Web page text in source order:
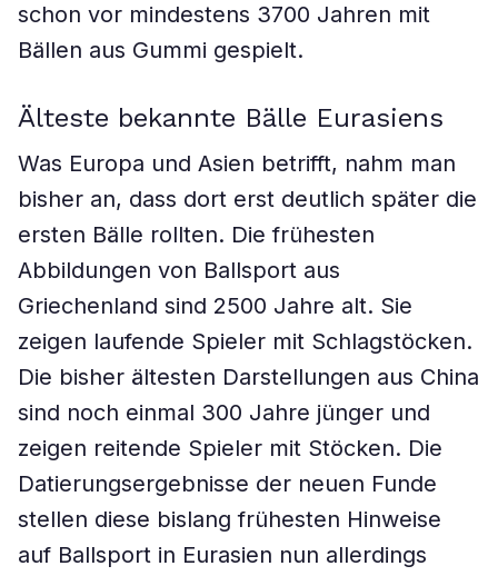
schon vor mindestens 3700 Jahren mit
Bällen aus Gummi gespielt.
Älteste bekannte Bälle Eurasiens
Was Europa und Asien betrifft, nahm man
bisher an, dass dort erst deutlich später die
ersten Bälle rollten. Die frühesten
Abbildungen von Ballsport aus
Griechenland sind 2500 Jahre alt. Sie
zeigen laufende Spieler mit Schlagstöcken.
Die bisher ältesten Darstellungen aus China
sind noch einmal 300 Jahre jünger und
zeigen reitende Spieler mit Stöcken. Die
Datierungsergebnisse der neuen Funde
stellen diese bislang frühesten Hinweise
auf Ballsport in Eurasien nun allerdings